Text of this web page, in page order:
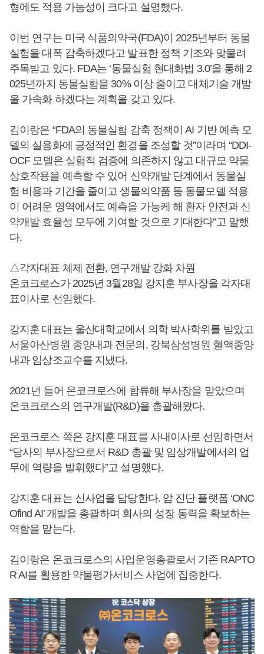
형에도 적용 가능성이 크다고 설명했다.
이번 연구는 미국 식품의약국(FDA)이 2025년부터 동물
실험을 대폭 감축하겠다고 발표한 정책 기조와 맞물려
주목받고 있다. FDA는 ‘동물실험 현대화법 3.0’을 통해 2
025년까지 동물실험을 30% 이상 줄이고 대체기술 개발
을 가속화 하겠다는 계획을 갖고 있다.
김이랑은 “FDA의 동물실험 감축 정책이 AI 기반 예측 모
델의 실용화에 긍정적인 환경을 조성할 것”이라며 “DDI-
OCF 모델은 실험적 검증에 의존하지 않고 대규모 약물
상호작용을 예측할 수 있어 신약개발 단계에서 동물실
험 비용과 기간을 줄이고 생물의약품 등 동물모델 적용
이 어려운 영역에서도 예측을 가능케 해 환자 안전과 신
약개발 효율성 모두에 기여할 것으로 기대한다”고 말했
다.
△각자대표 체제 전환, 연구개발 강화 차원
온코크로스가 2025년 3월28일 강지훈 부사장을 각자대
표이사로 선임했다.
강지훈 대표는 울산대학교에서 의학 박사학위를 받았고
서울아산병원 종양내과 전문의, 강북삼성병원 혈액종양
내과 임상조교수를 지냈다.
2021년 들어 온코크로스에 합류해 부사장을 맡았으며
온코크로스의 연구개발(R&D)을 총괄해왔다.
온코크로스 쪽은 강지훈 대표를 사내이사로 선임하면서
“당사의 부사장으로서 R&D 총괄 및 임상개발에서의 업
무에 역량을 발휘했다”고 설명했다.
강지훈 대표는 신사업을 담당한다. 암 진단 플랫폼 ‘ONC
Ofind AI’ 개발을 총괄하며 회사의 성장 동력을 확보하는
역할을 맡는다.
김이랑은 온코크로스의 사업운영총괄로서 기존 RAPTO
R AI를 활용한 약물평가서비스 사업에 집중한다.